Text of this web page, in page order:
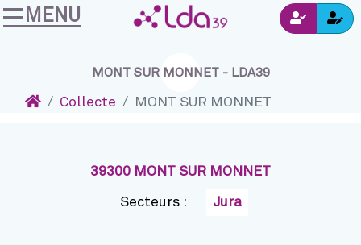
Accéder au contenu
Connexion
MENU
MONT SUR MONNET - LDA39
AccueilCollecte MONT SUR MONNET
39300 MONT SUR MONNET
Secteurs : Jura